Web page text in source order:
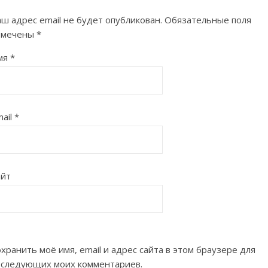
адрес email не будет опубликован. Обязательные поля
*
*
*
моё имя, email и адрес сайта в этом браузере для
моих комментариев.